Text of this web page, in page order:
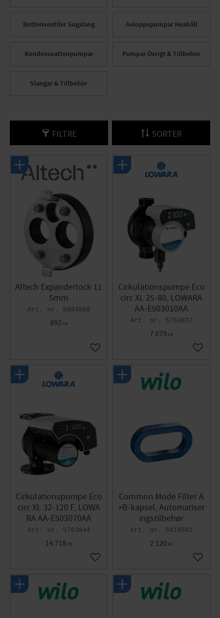
Bottenventiler Sugslang Avloppspumpar Hushåll
Kondensvattenpumpar Pumpar Övrigt & Tillbehör
Slangar & Tillbehör
FILTRE SORTER
Altech Expanderlock 11
5mm
5854868
892 KR
Gem som favorit
Cirkulationspumpe Eco
circ XL 25-80, LOWARA
AA-E503010AA
5763837
7 679 KR
Gem
Cirkulationspumpe Eco
circ XL 32-120 F, LOWA
RA AA-E503070AA
5763844
14 718 KR
Gem som favorit
Common Mode Filter A
+B-kapsel, Automatiser
ingstilbehør
5819581
2 120 KR
Gem